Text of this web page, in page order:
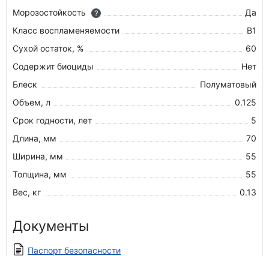
Морозостойкость
?
Да
Класс воспламеняемости
В1
Сухой остаток, %
60
Содержит биоциды
Нет
Блеск
Полуматовый
Объем, л
0.125
Срок годности, лет
5
Длина, мм
70
Ширина, мм
55
Толщина, мм
55
Вес, кг
0.13
Документы
Паспорт безопасности